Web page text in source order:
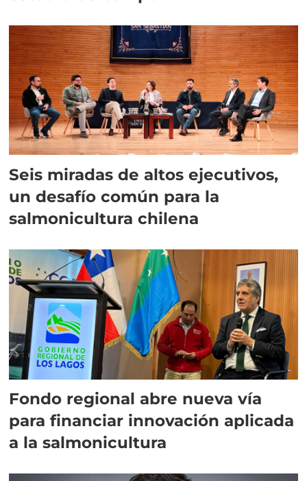
Seis miradas de altos ejecutivos,
un desafío común para la
salmonicultura chilena
Fondo regional abre nueva vía
para financiar innovación aplicada
a la salmonicultura